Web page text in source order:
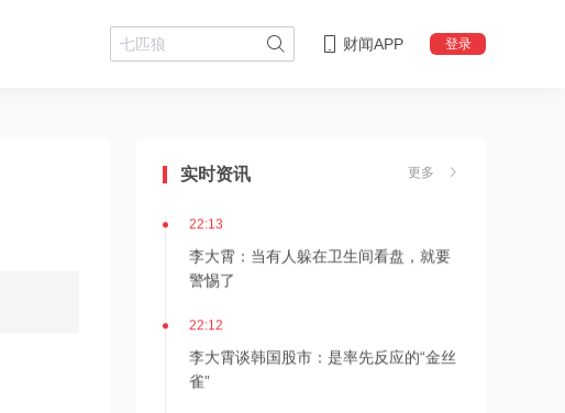
财闻APP 登录
实时资讯 更多
22:13
李大霄：当有人躲在卫生间看盘，就要
警惕了
22:12
李大霄谈韩国股市：是率先反应的“金丝
雀”